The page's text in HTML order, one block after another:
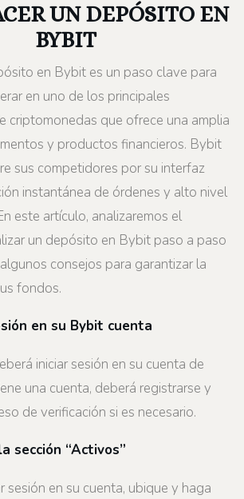
UN DEPÓSITO EN
BYBIT
en Bybit es un paso clave para
en uno de los principales
criptomonedas que ofrece una amplia
y productos financieros. Bybit
sus competidores por su interfaz
instantánea de órdenes y alto nivel
este artículo, analizaremos el
un depósito en Bybit paso a paso
consejos para garantizar la
fondos.
en su Bybit cuenta
iniciar sesión en su cuenta de
una cuenta, deberá registrarse y
de verificación si es necesario.
sección “Activos”
sesión en su cuenta, ubique y haga